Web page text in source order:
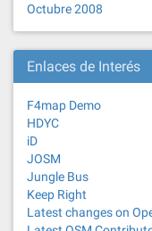
Octubre 2008
Enlaces de Interés
F4map Demo
HDYC
iD
JOSM
Jungle Bus
Keep Right
Latest changes on